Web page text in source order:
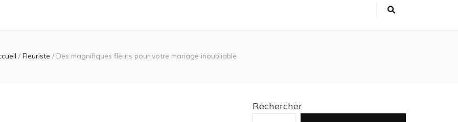
/ Fleuriste / Des magnifiques fleurs pour votre mariage inoubliable
Rechercher